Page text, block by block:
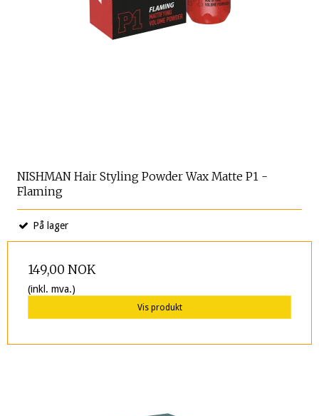
NISHMAN Hair Styling Powder Wax Matte P1 -
Flaming
På lager
149,00 NOK
(inkl. mva.)
Vis produkt